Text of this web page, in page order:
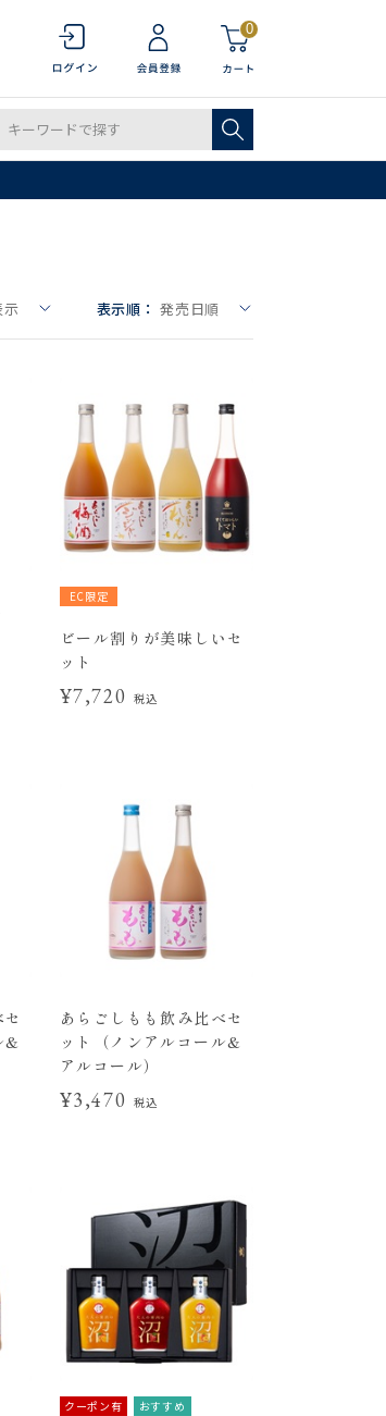
0
示 表示順： 発売日順
EC限定
ビール割りが美味しいセ
ット
¥7,720 税込
&
あらごしもも飲み比べセ
ット（ノンアルコール&
アルコール）
¥3,470 税込
クーポン有
おすすめ